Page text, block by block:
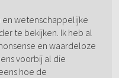
wetenschappelijke
te bekijken. Ik heb al
en waardeloze
voorbij al die
hoe de